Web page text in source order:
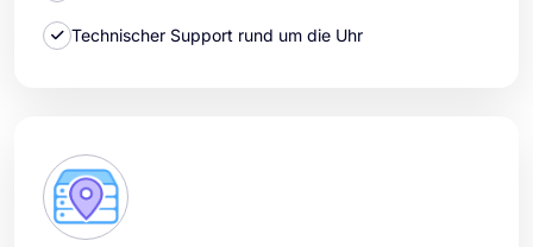
Technischer Support rund um die Uhr